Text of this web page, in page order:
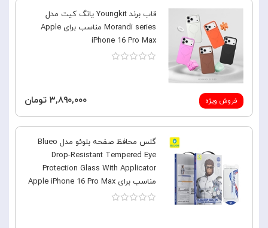
فروش ویژه
قاب برند Youngkit یانگ کیت مدل
Morandi series مناسب برای Apple
iPhone 16 Pro Max
۳,۸۹۰,۰۰۰ تومان
گلس محافظ صفحه بلوئو مدل Blueo
Drop-Resistant Tempered Eye
Protection Glass With Applicator
مناسب برای Apple iPhone 16 Pro Max